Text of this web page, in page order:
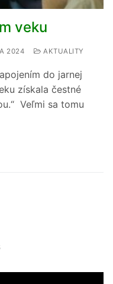
veku
2024 AKTUALITY
do jarnej
získala čestné
Veľmi sa tomu